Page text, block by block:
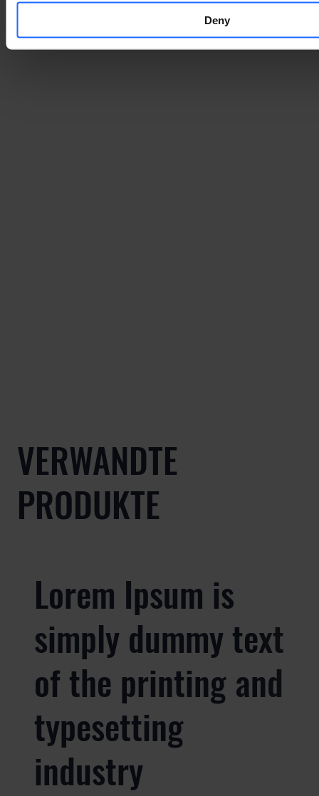
Deny
VERWANDTE
PRODUKTE
Lorem Ipsum is
simply dummy text
of the printing and
typesetting
industry